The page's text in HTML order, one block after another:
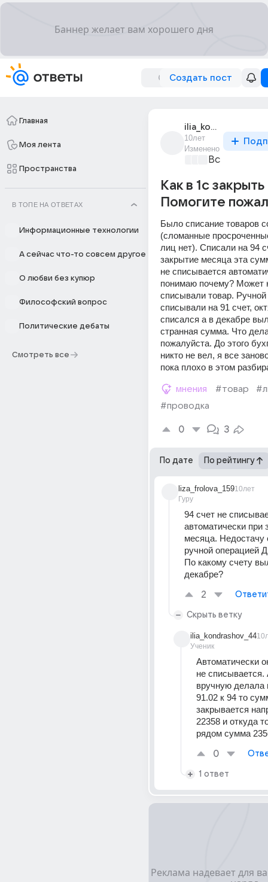
Создать пост
Главная
Моя лента
Пространства
В ТОПЕ НА ОТВЕТАХ
Информационные технологии
А сейчас что-то совсем другое
О любви без купюр
Философский вопрос
Политические дебаты
Смотреть все
ilia_kondrashov_44
10лет
Изменено
Все про
Как в 1с
Помогите
Было списание товаров
(сломанные
лиц нет). Списали на 94
закрытие месяца эта
не списывается
понимаю почему? Может
списывали товар. Ручной
списывали на 91 счет,
списался а в декабре
странная сумма. Что
пожалуйста. До этого
никто не вел, я все
пока плохо в этом
мнения #товар
#проводка
0 3
По дате По рейтингу
liza_frolova_159
Гуру
10лет
94 счет не
автоматически при
месяца. Недостачу
ручной операцией
По какому счету
декабре?
2
Скрыть ветку
ilia_kondrashov_44
Ученик
Автоматически
не списывается.
вручную делала
91.02 к 94 то
закрывается
22358 и откуда
рядом сумма
0
1 ответ